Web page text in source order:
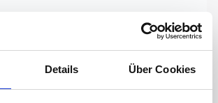
Details Über Cookies